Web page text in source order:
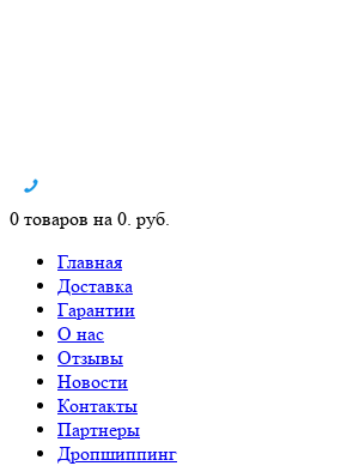
0 товаров на 0. руб.
Главная
Доставка
Гарантии
О нас
Отзывы
Новости
Контакты
Партнеры
Дропшиппинг